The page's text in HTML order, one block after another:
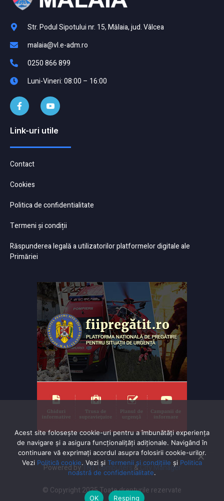
Str. Podul Sipotului nr. 15, Mălaia, jud. Vâlcea
malaia@vl.e-adm.ro
0250 866 899
Luni-Vineri: 08:00 – 16:00
Link-uri utile
Contact
Cookies
Politica de confidentialitate
Termeni și condiții
Răspunderea legală a utilizatorilor platformelor digitale ale
Primăriei
Powered byTNT Computers&City Manager
© Copyright 2025 Toate drepturile rezervate
Acest site folosește cookie-uri pentru a îmbunătăți experiența
de navigare și a asigura funcționalițăți adiționale. Navigând în
continuare vă exprimaţi acordul asupra folosirii cookie-urilor.
Vezi Politică cookie. Vezi și Termenii și condițiile și Politica
noastră de confidentialitate.
OK Resping